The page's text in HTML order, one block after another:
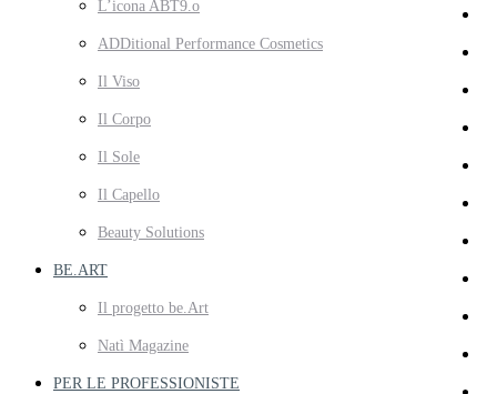
L’icona ABT9.o
ADDitional Performance Cosmetics
Il Viso
Il Corpo
Il Sole
Il Capello
Beauty Solutions
BE.ART
Il progetto be.Art
Natì Magazine
PER LE PROFESSIONISTE